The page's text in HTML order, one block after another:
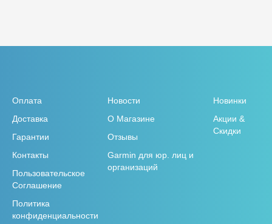
Оплата
Доставка
Гарантии
Контакты
Пользовательское
Соглашение
Политика
конфиденциальности
Новости
О Магазине
Отзывы
Garmin для юр. лиц и
организаций
Новинки
Акции &
Скидки